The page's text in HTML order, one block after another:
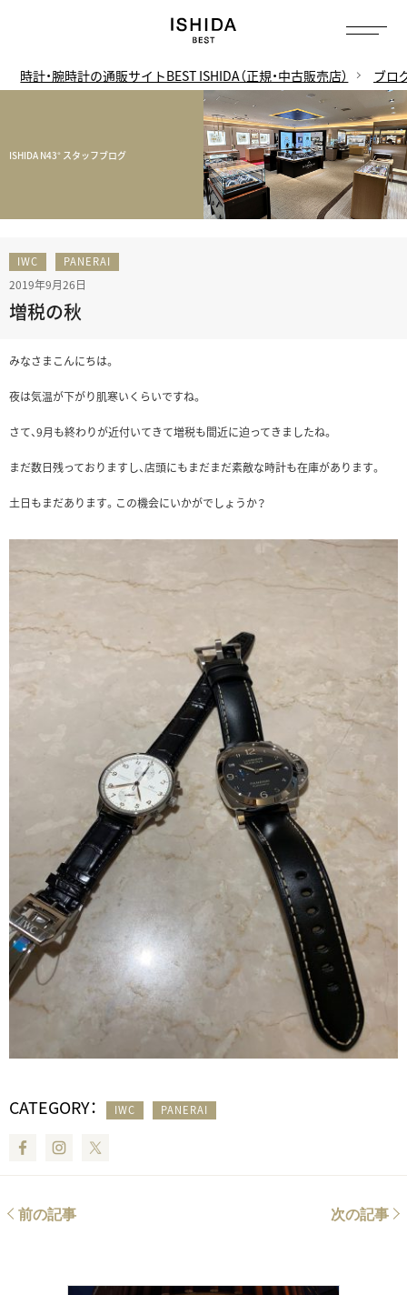
時計・腕時計の通販サイトBEST ISHIDA（正規・中古販売店） ブロ
ISHIDA N43° スタッフブログ
IWC PANERAI
2019年9月26日
増税の秋
みなさまこんにちは。
夜は気温が下がり肌寒いくらいですね。
さて、9月も終わりが近付いてきて増税も間近に迫ってきましたね。
まだ数日残っておりますし、店頭にもまだまだ素敵な時計も在庫があります。
土日もまだあります。この機会にいかがでしょうか？
CATEGORY： IWC PANERAI
FacebookInstagram
前の記事 次の記事